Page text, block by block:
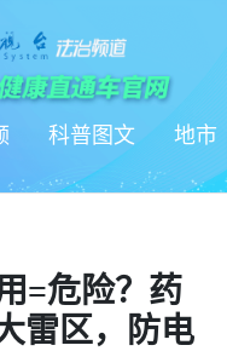
科普图文 地市
=危险？药
雷区，防电